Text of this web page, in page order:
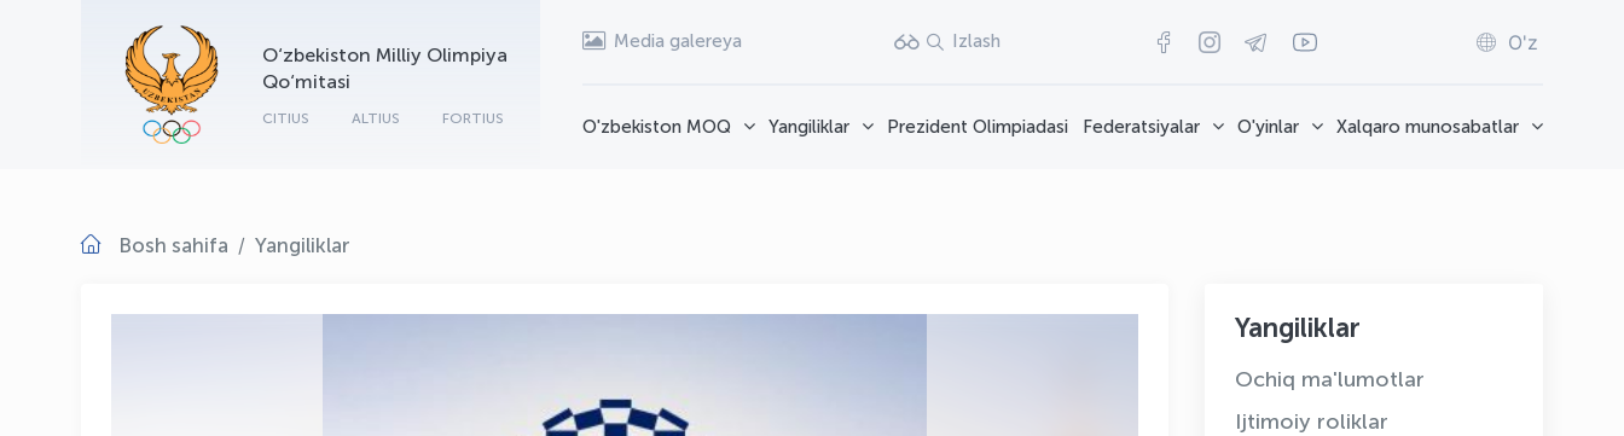
O‘zbekiston Milliy Olimpiya
Qo‘mitasi
CITIUS ALTIUS FORTIUS
Media galereya Izlash O'z
O'zbekiston MOQ Yangiliklar Prezident Olimpiadasi Federatsiyalar O'yinlar Xalqaro munosabatlar
Bosh sahifa Yangiliklar
Yangiliklar
Ochiq ma'lumotlar
Ijtimoiy roliklar